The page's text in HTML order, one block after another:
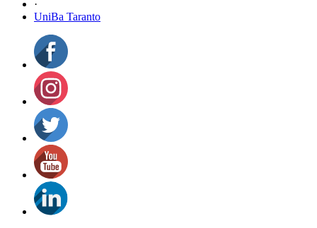
·
UniBa Taranto